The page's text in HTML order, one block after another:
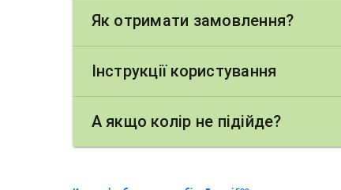
Як отримати замовлення?
Інструкції користування
А якщо колір не підійде?